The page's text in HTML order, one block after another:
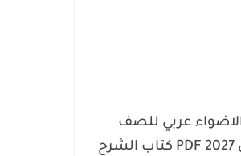
عربي للصف
الثالث الثانوي 2027 PDF كتاب الشرح